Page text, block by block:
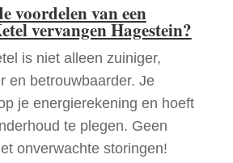
voordelen van een
vervangen Hagestein?
is niet alleen zuiniger,
en betrouwbaarder. Je
je energierekening en hoeft
te plegen. Geen
onverwachte storingen!